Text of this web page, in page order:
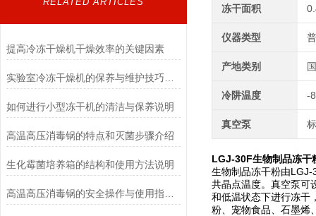
提高冷冻干燥机干燥效率的关键因素
如何进行小型冻干机的清洁与保养说明
高温高压消毒锅的特点和灭菌步骤介绍
生化霉菌培养箱的结构和使用方法说明
高温高压消毒锅的安全操作与使用指南说明
冻干面积
仪器类型
产地类别
冷阱温度 -
真空泵
LGJ-30F生物制品冻干
生物制品冻干粉由
共晶点温度。真空泵可
和低温状态下进行冻干
粉、宠物食品、石墨烯